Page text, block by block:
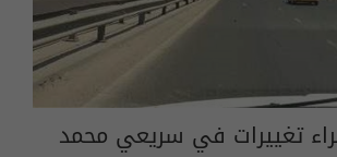
تغييرات في سريعي محمد